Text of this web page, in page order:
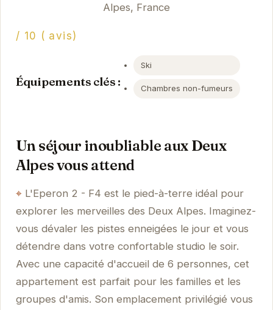
Alpes, France
/ 10 ( avis)
Équipements clés :
Ski
Chambres non-fumeurs
Un séjour inoubliable aux Deux
Alpes vous attend
L'Eperon 2 - F4 est le pied-à-terre idéal pour
explorer les merveilles des Deux Alpes. Imaginez-
vous dévaler les pistes enneigées le jour et vous
détendre dans votre confortable studio le soir.
Avec une capacité d'accueil de 6 personnes, cet
appartement est parfait pour les familles et les
groupes d'amis. Son emplacement privilégié vous